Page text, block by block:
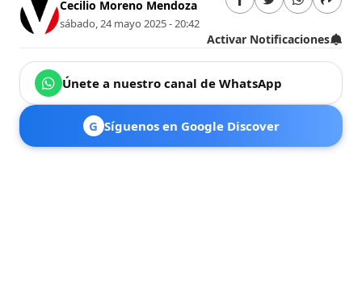
Cecilio Moreno Mendoza
sábado, 24 mayo 2025 - 20:42
Activar Notificaciones
Únete a nuestro canal de WhatsApp
G Síguenos en Google Discover